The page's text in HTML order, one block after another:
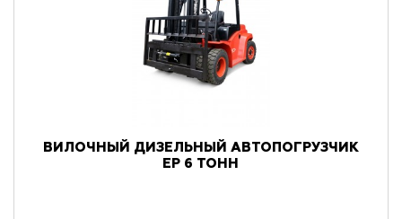
ВИЛОЧНЫЙ ДИЗЕЛЬНЫЙ АВТОПОГРУЗЧИК
EP 6 ТОНН